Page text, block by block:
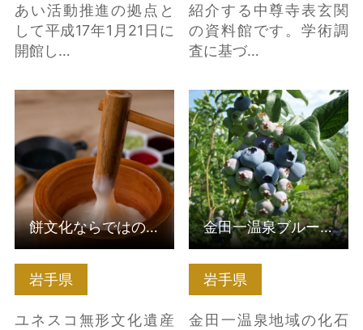
あい活動推進の拠点と
して平成17年1月21日に
開館し…
紹介する中尊寺表玄関
の資料館です。学術調
査に基づ…
岩手県
ユネスコ無形文化遺産
餅文化ならではの朝食
を。餅マイスターが教
えてくれる餅の食べ方
の詳細はこちら
餅文化ならではの朝食を。餅マイスターが教えてくれる餅の食べ方
岩手県
金田一温泉地域の化石
金田一温泉ブルーベリ
ー摘み取り体験 の詳細
はこちら
金田一温泉ブルーベリー摘み取り体験